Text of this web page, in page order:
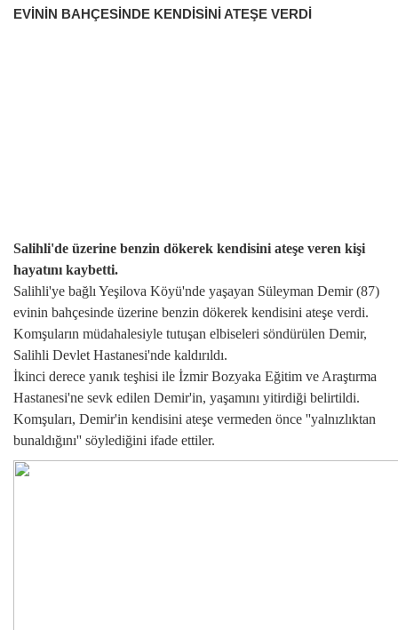
EVİNİN BAHÇESİNDE KENDİSİNİ ATEŞE VERDİ
Salihli'de üzerine benzin dökerek kendisini ateşe veren kişi
hayatını kaybetti.
Salihli'ye bağlı Yeşilova Köyü'nde yaşayan Süleyman Demir (87)
evinin bahçesinde üzerine benzin dökerek kendisini ateşe verdi.
Komşuların müdahalesiyle tutuşan elbiseleri söndürülen Demir,
Salihli Devlet Hastanesi'nde kaldırıldı.
İkinci derece yanık teşhisi ile İzmir Bozyaka Eğitim ve Araştırma
Hastanesi'ne sevk edilen Demir'in, yaşamını yitirdiği belirtildi.
Komşuları, Demir'in kendisini ateşe vermeden önce ''yalnızlıktan
bunaldığını'' söylediğini ifade ettiler.